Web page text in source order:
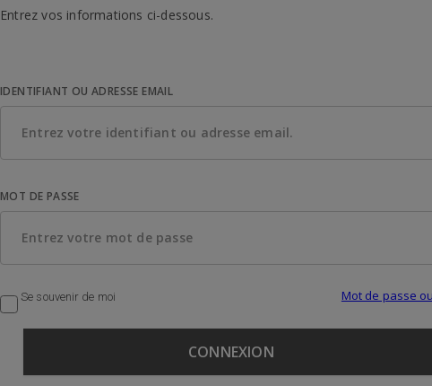
Entrez vos informations ci-dessous.
IDENTIFIANT OU ADRESSE EMAIL
MOT DE PASSE
Se souvenir de moi Mot de passe